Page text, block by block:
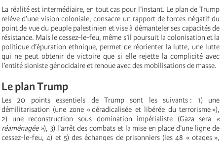
La réalité est intermédiaire, en tout cas pour l’instant. Le plan de Trump
relève d’une vision coloniale, consacre un rapport de forces négatif du
point de vue du peuple palestinien et vise à démanteler ses capacités de
résistance. Mais le cessez-le-feu, même s’il poursuit la colonisation et la
politique d’épuration ethnique, permet de réorienter la lutte, une lutte
qui ne peut obtenir de victoire que si elle rejette la complicité avec
l’entité sioniste génocidaire et renoue avec des mobilisations de masse.
Le plan Trump
Les 20 points essentiels de Trump sont les suivants : 1) une
démilitarisation (une zone « déradicalisée et libérée du terrorisme »),
2) une reconstruction sous domination impérialiste (Gaza sera «
réaménagée »), 3) l’arrêt des combats et la mise en place d’une ligne de
cessez-le-feu, 4) et 5) des échanges de prisonniers (les 48 « otages »,